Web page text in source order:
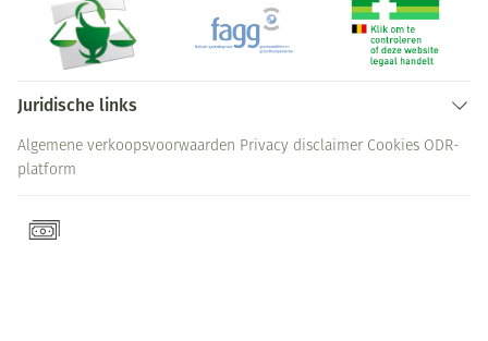
Juridische links
Algemene verkoopsvoorwaarden Privacy disclaimer Cookies ODR-
platform